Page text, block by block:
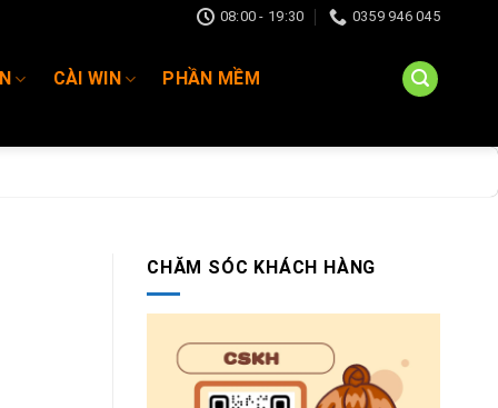
08:00 - 19:30 0359 946 045
CÀI WIN PHẦN MỀM
CHĂM SÓC KHÁCH HÀNG